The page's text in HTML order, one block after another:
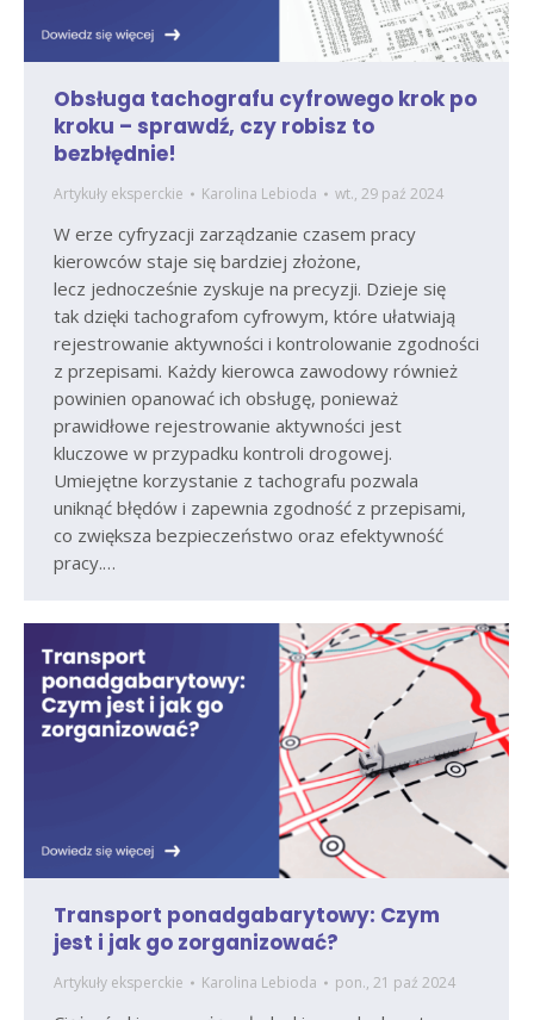
Obsługa tachografu cyfrowego krok po
kroku – sprawdź, czy robisz to
bezbłędnie!
Artykuły eksperckie Karolina Lebioda wt., 29 paź 2024
W erze cyfryzacji zarządzanie czasem pracy
kierowców staje się bardziej złożone,
lecz jednocześnie zyskuje na precyzji. Dzieje się
tak dzięki tachografom cyfrowym, które ułatwiają
rejestrowanie aktywności i kontrolowanie zgodności
z przepisami. Każdy kierowca zawodowy również
powinien opanować ich obsługę, ponieważ
prawidłowe rejestrowanie aktywności jest
kluczowe w przypadku kontroli drogowej.
Umiejętne korzystanie z tachografu pozwala
uniknąć błędów i zapewnia zgodność z przepisami,
co zwiększa bezpieczeństwo oraz efektywność
pracy.…
Transport ponadgabarytowy: Czym
jest i jak go zorganizować?
Artykuły eksperckie Karolina Lebioda pon., 21 paź 2024